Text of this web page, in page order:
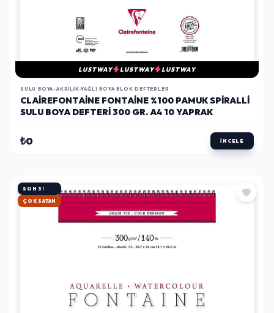
LUSTWAY LUSTWAY LUSTWAY
SULU BOYA-AKRILIK-YAĞLI BOYA BLOK DEFTERLER
CLAIREFONTAINE FONTAINE %100 PAMUK SPIRALLI
SULU BOYA DEFTERI 300 GR. A4 10 YAPRAK
₺0 İNCELE
SON 3!
HIZLI KARGO